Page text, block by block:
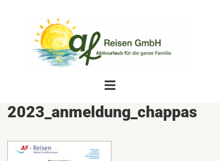
Menü
2023_anmeldung_chappas